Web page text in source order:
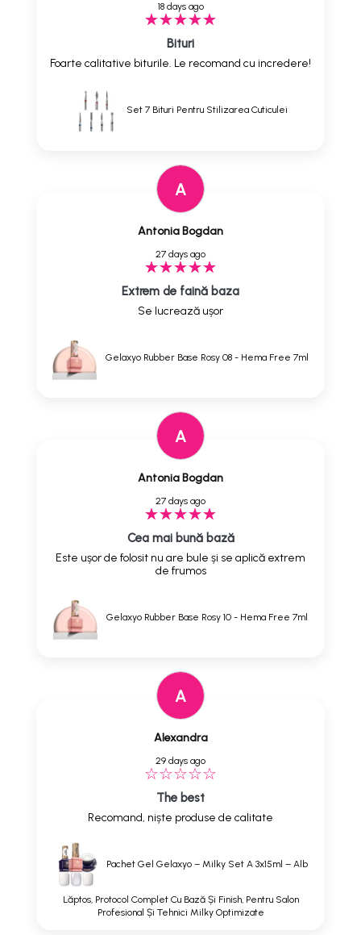
18 days ago
Bituri
Foarte calitative biturile. Le recomand cu incredere!
Set 7 Bituri Pentru Stilizarea Cuticulei
A
Antonia Bogdan
27 days ago
Extrem de faină baza
Se lucrează ușor
Gelaxyo Rubber Base Rosy 08 - Hema Free 7ml
A
Antonia Bogdan
27 days ago
Cea mai bună bază
Este ușor de folosit nu are bule și se aplică extrem
de frumos
Gelaxyo Rubber Base Rosy 10 - Hema Free 7ml
A
Alexandra
29 days ago
The best
Recomand, niște produse de calitate
Pachet Gel Gelaxyo – Milky Set A 3x15ml – Alb
Lăptos, Protocol Complet Cu Bază Și Finish, Pentru Salon
Profesional Și Tehnici Milky Optimizate